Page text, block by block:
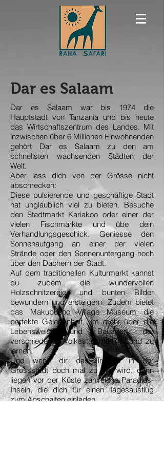
Dar es Salaam
Dar es Salaam war bis 1974 die
Hauptstadt von Tanzania und bis heute
das Wirtschaftszentrum des Landes. Mit
inzwischen über 6 Millionen Einwohnenden
gehört Dar es Salaam zu den am
schnellsten wachsenden Städten der
Welt.
Aber lass dich von der Grösse nicht
abschrecken:
Diese pulsierende und geschäftige Stadt
hat unglaublich viel zu bieten. Besuche
den Stadtmarkt Kariakoo oder einer der
vielen Fischmärkte und übe dein
Verhandlungsgeschick. Geniesse den
Sonnenaufgang an einer der vielen
Strände oder den Sonnenuntergang hoch
über den Dächern der Stadt.
Auf dem traditionellen Kulturmarkt kannst
du zudem die wundervollen
Holzschnitzereien und bunten Bilder
bewundern und ersteigern. Zudem bietet
das Makubusho Village Museum die
perfekte Gelegenheit, um mehr über die
Lebensweise und Bauarten der
verschiedenen Volksstämme im Land zu
lernen.
Und wenn dir das Treiben in der
Grossstadt doch mal zu viel wird, dann
liegen vor der Küste zahlreiche Paradies-
Inseln, die dich für einen Tagesausflug
zum Abschalten einladen.